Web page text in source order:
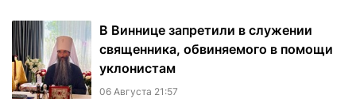
В Виннице запретили в служении
священника, обвиняемого в помощи
уклонистам
06 Августа 21:57